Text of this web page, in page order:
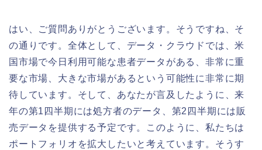
はい、ご質問ありがとうございます。そうですね、そ
の通りです。全体として、データ・クラウドでは、米
国市場で今日利用可能な患者データがある、非常に重
要な市場、大きな市場があるという可能性に非常に期
待しています。そして、あなたが言及したように、来
年の第1四半期には処方者のデータ、第2四半期には販
売データを提供する予定です。このように、私たちは
ポートフォリオを拡大したいと考えています。そうす